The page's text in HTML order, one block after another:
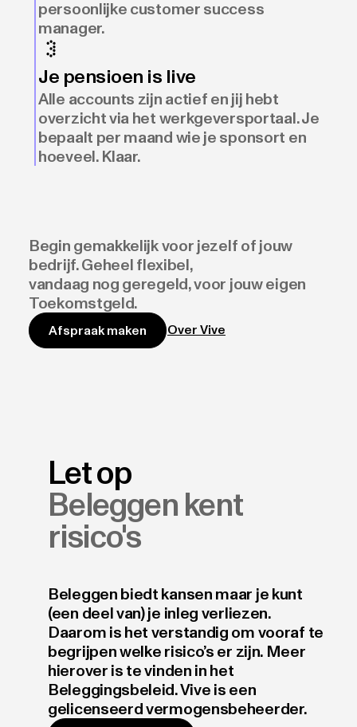
persoonlijke customer success
manager.
Je pensioen is live
Alle accounts zijn actief en jij hebt
overzicht via het werkgeversportaal. Je
bepaalt per maand wie je sponsort en
hoeveel. Klaar.
Begin gemakkelijk voor jezelf of jouw
bedrijf. Geheel flexibel,
vandaag nog geregeld, voor jouw eigen
Toekomstgeld.
Afspraak maken Over Vive
Let op
Beleggen kent
risico's
Beleggen biedt kansen maar je kunt
(een deel van) je inleg verliezen.
Daarom is het verstandig om vooraf te
begrijpen welke risico’s er zijn. Meer
hierover is te vinden in het
Beleggingsbeleid. Vive is een
gelicenseerd vermogensbeheerder.